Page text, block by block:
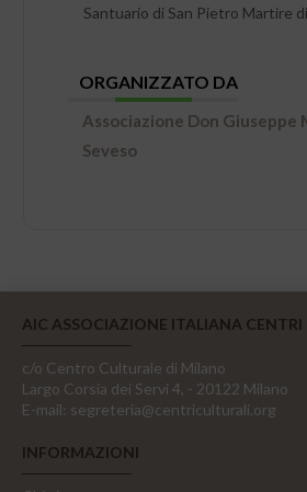
Santuario di San Pietro Martire
ORGANIZZATO DA
Associazione Don Giuseppe
Seveso
AIC ASSOCIAZIONE ITALIANA CENTRI
c/o Centro Culturale di Milano
Largo Corsia dei Servi 4, - 20122 Milano
E-mail: segreteria@centriculturali.org
INFORMAZIONI